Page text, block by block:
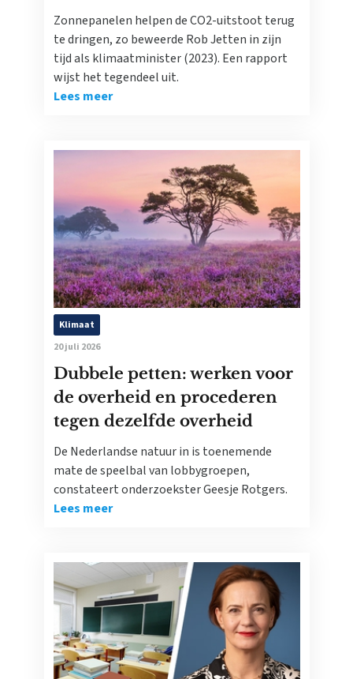
Zonnepanelen helpen de CO2-uitstoot terug
te dringen, zo beweerde Rob Jetten in zijn
tijd als klimaatminister (2023). Een rapport
wijst het tegendeel uit.
Lees meer
Klimaat
20 juli 2026
Dubbele petten: werken voor
de overheid en procederen
tegen dezelfde overheid
De Nederlandse natuur in is toenemende
mate de speelbal van lobbygroepen,
constateert onderzoekster Geesje Rotgers.
Lees meer